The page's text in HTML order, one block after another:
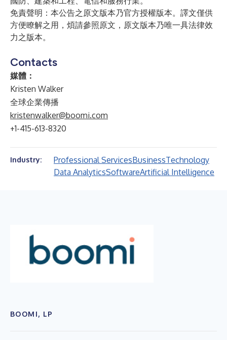
免責聲明：本公告之原文版本乃官方授權版本。譯文僅供
方便瞭解之用，煩請參照原文，原文版本乃唯一具法律效
力之版本。
Contacts
媒體：
Kristen Walker
全球企業傳播
kristenwalker@boomi.com
+1-415-613-8320
Industry: Professional ServicesBusinessTechnology
Data AnalyticsSoftwareArtificial Intelligence
BOOMI, LP